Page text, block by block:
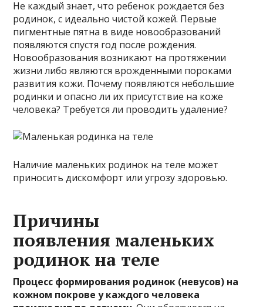
Не каждый знает, что ребенок рождается без
родинок, с идеально чистой кожей. Первые
пигментные пятна в виде новообразований
появляются спустя год после рождения.
Новообразования возникают на протяжении
жизни либо являются врожденными пороками
развития кожи. Почему появляются небольшие
родинки и опасно ли их присутствие на коже
человека? Требуется ли проводить удаление?
Наличие маленьких родинок на теле может
приносить дискомфорт или угрозу здоровью.
Причины
появления маленьких
родинок на теле
Процесс формирования родинок (невусов) на
кожном покрове у каждого человека